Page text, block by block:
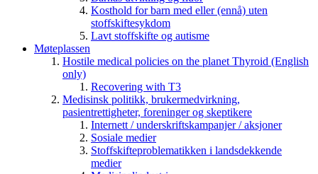
Kosthold for barn med eller (ennå) uten
stoffskiftesykdom
Lavt stoffskifte og autisme
Møteplassen
Hostile medical policies on the planet Thyroid (English
only)
Recovering with T3
Medisinsk politikk, brukermedvirkning,
pasientrettigheter, foreninger og skeptikere
Internett / underskriftskampanjer / aksjoner
Sosiale medier
Stoffskifteproblematikken i landsdekkende
medier